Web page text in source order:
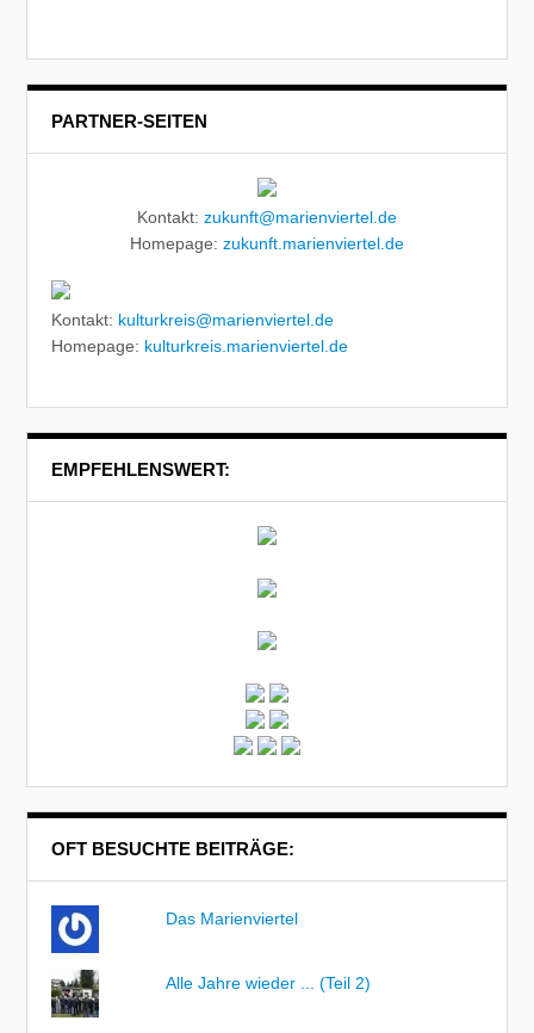
PARTNER-SEITEN
Kontakt: zukunft@marienviertel.de
Homepage: zukunft.marienviertel.de
Kontakt: kulturkreis@marienviertel.de
Homepage: kulturkreis.marienviertel.de
EMPFEHLENSWERT:
OFT BESUCHTE BEITRÄGE:
Das Marienviertel
Alle Jahre wieder ... (Teil 2)